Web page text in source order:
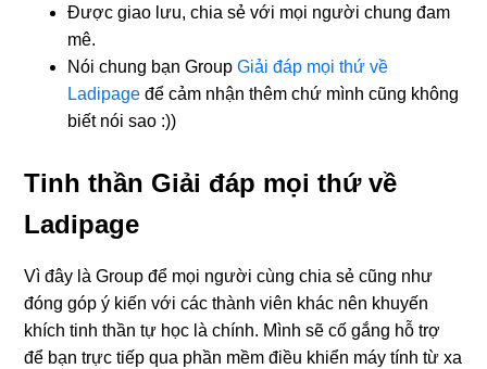
Được giao lưu, chia sẻ với mọi người chung đam
mê.
Nói chung bạn GroupGiải đáp mọi thứ về
Ladipage để cảm nhận thêm chứ mình cũng không
biết nói sao :))
Tinh thần Giải đáp mọi thứ về
Ladipage
Vì đây là Group để mọi người cùng chia sẻ cũng như
đóng góp ý kiến với các thành viên khác nên khuyến
khích tinh thần tự học là chính. Mình sẽ cố gắng hỗ trợ
để bạn trực tiếp qua phần mềm điều khiển máy tính từ xa